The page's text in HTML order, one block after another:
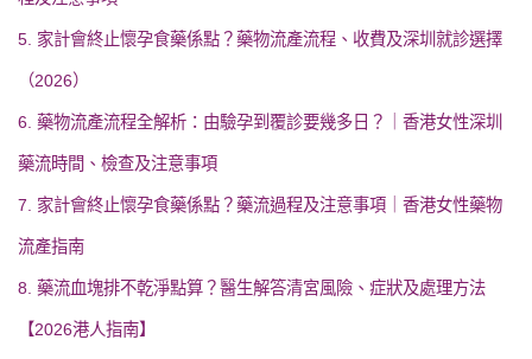
5. 家計會終止懷孕食藥係點？藥物流產流程、收費及深圳就診選擇
（2026）
6. 藥物流產流程全解析：由驗孕到覆診要幾多日？｜香港女性深圳
藥流時間、檢查及注意事項
7. 家計會終止懷孕食藥係點？藥流過程及注意事項｜香港女性藥物
流產指南
8. 藥流血塊排不乾淨點算？醫生解答清宮風險、症狀及處理方法
【2026港人指南】